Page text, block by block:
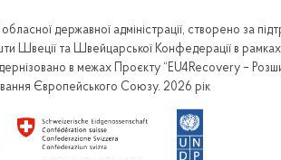
державної адміністрації, створено за
Швеції та Швейцарської Конфедерації в рамках
в межах Проєкту “EU4Recovery –
Європейського Союзу. 2026 рік